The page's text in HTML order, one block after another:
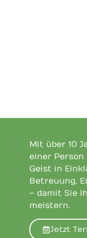
Mit über 10
einer
Geist in
Betreuung,
– damit Sie
meistern.
Jetzt